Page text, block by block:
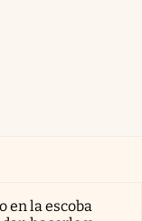
en la escoba